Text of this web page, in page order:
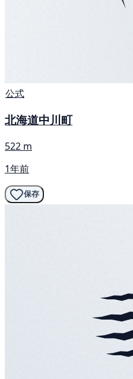
公式
北海道中川町
522 m
1年前
保存